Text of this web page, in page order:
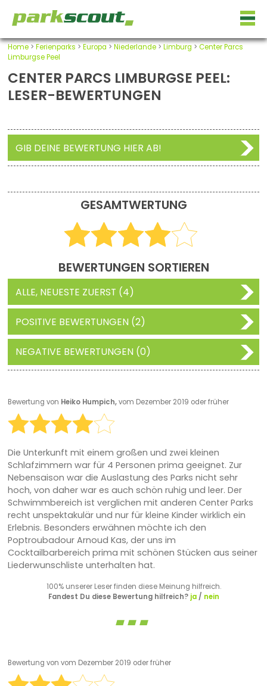
Home> Ferienparks > Europa > Niederlande> Limburg > Center Parcs
Limburgse Peel
CENTER PARCS LIMBURGSE PEEL:
LESER-BEWERTUNGEN
GIB DEINE BEWERTUNG HIER AB!
GESAMTWERTUNG
BEWERTUNGEN SORTIEREN
ALLE, NEUESTE ZUERST (4)
POSITIVE BEWERTUNGEN (2)
NEGATIVE BEWERTUNGEN (0)
Bewertung von Heiko Humpich,vom Dezember 2019 oder früher
Die Unterkunft mit einem großen und zwei kleinen
Schlafzimmern war für 4 Personen prima geeignet. Zur
Nebensaison war die Auslastung des Parks nicht sehr
hoch, von daher war es auch schön ruhig und leer. Der
Schwimmbereich ist verglichen mit anderen Center Parks
recht unspektakulär und nur für kleine Kinder wirklich ein
Erlebnis. Besonders erwähnen möchte ich den
Poptroubadour Arnoud Kas, der uns im
Cocktailbarbereich prima mit schönen Stücken aus seiner
Liederwunschliste unterhalten hat.
100% unserer Leser finden diese Meinung hilfreich.
Fandest Du diese Bewertung hilfreich? ja/ nein
Bewertung von vom Dezember 2019 oder früher